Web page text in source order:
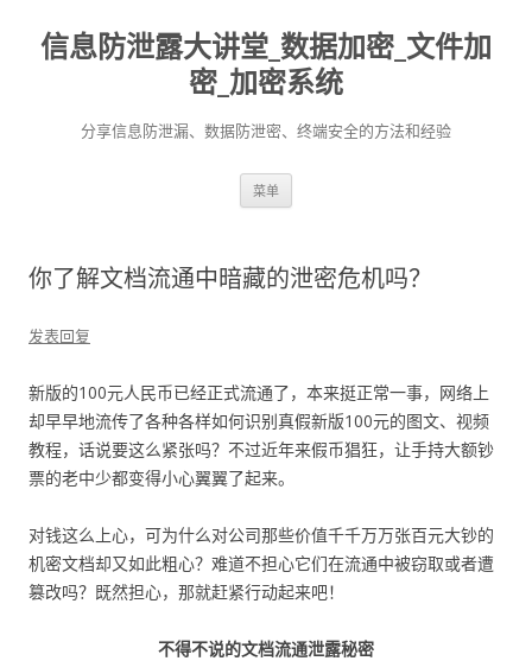
信息防泄露大讲堂_数据加密_文件加
密_加密系统
分享信息防泄漏、数据防泄密、终端安全的方法和经验
菜单
你了解文档流通中暗藏的泄密危机吗？
发表回复
新版的100元人民币已经正式流通了，本来挺正常一事，网络上
却早早地流传了各种各样如何识别真假新版100元的图文、视频
教程，话说要这么紧张吗？不过近年来假币猖狂，让手持大额钞
票的老中少都变得小心翼翼了起来。
对钱这么上心，可为什么对公司那些价值千千万万张百元大钞的
机密文档却又如此粗心？难道不担心它们在流通中被窃取或者遭
篡改吗？既然担心，那就赶紧行动起来吧！
不得不说的文档流通泄露秘密